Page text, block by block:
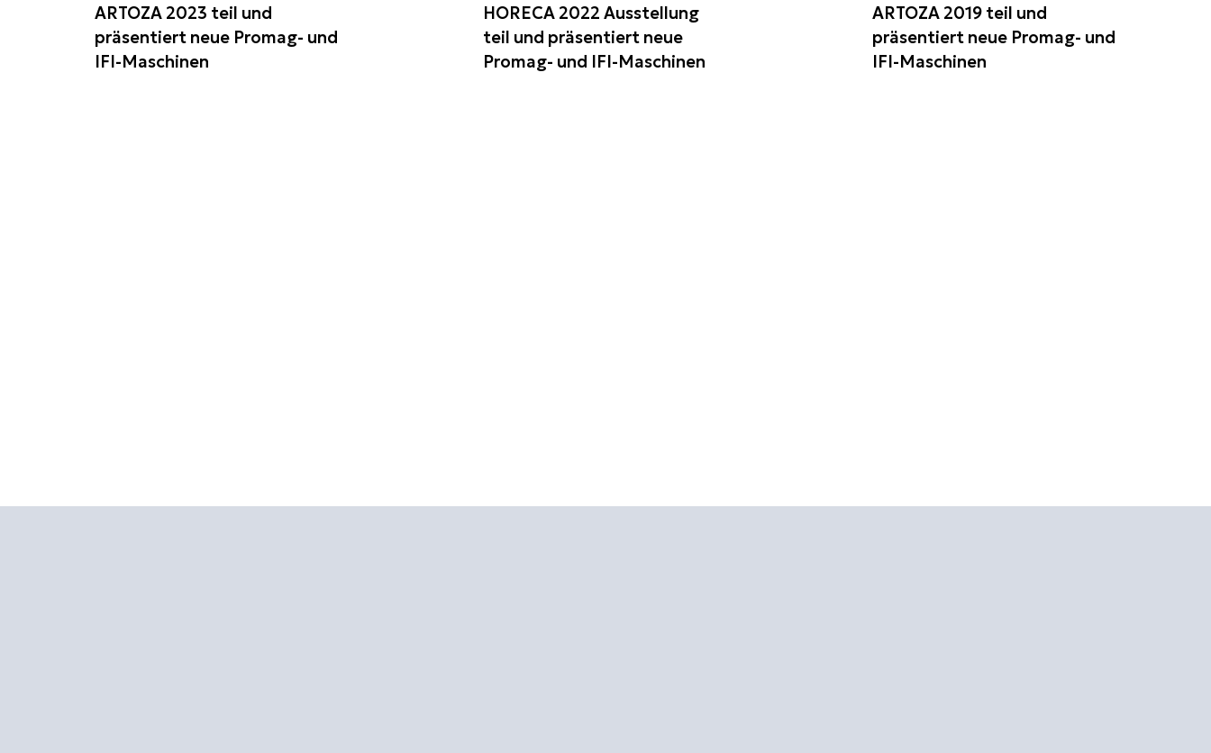
ARTOZA 2023 teil und
präsentiert neue Promag- und
IFI-Maschinen
HORECA 2022 Ausstellung
teil und präsentiert neue
Promag- und IFI-Maschinen
ARTOZA 2019 teil und
präsentiert neue Promag- und
IFI-Maschinen